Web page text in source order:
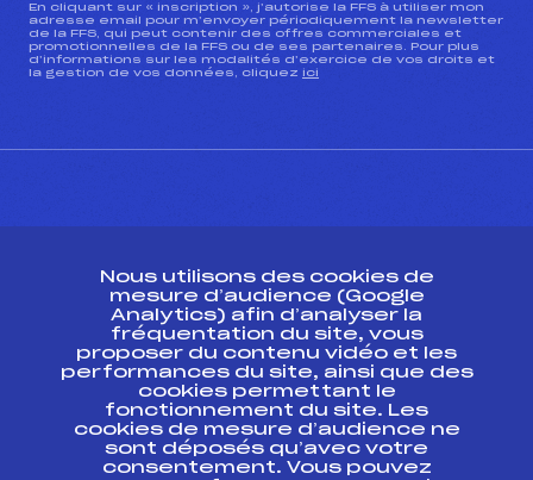
En cliquant sur « inscription », j’autorise la FFS à utiliser mon
adresse email pour m’envoyer périodiquement la newsletter
de la FFS, qui peut contenir des offres commerciales et
promotionnelles de la FFS ou de ses partenaires. Pour plus
d’informations sur les modalités d’exercice de vos droits et
la gestion de vos données, cliquez ici
Ressources
Pass’Neige
Projet sportif fédéral
Projet de performance fédéral
Antidopage
Nous utilisons des cookies de
mesure d’audience (Google
Analytics) afin d’analyser la
fréquentation du site, vous
proposer du contenu vidéo et les
performances du site, ainsi que des
cookies permettant le
fonctionnement du site. Les
cookies de mesure d’audience ne
sont déposés qu’avec votre
consentement. Vous pouvez